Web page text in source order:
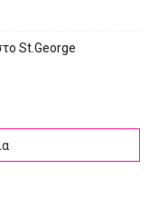
St.George